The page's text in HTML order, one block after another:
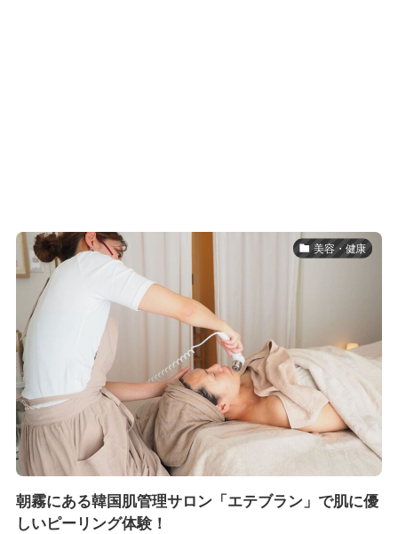
美容・健康
朝霧にある韓国肌管理サロン「エテブラン」で肌に優
しいピーリング体験！